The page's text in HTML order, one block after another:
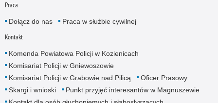
Praca
Dołącz do nas Praca w służbie cywilnej
Kontakt
Komenda Powiatowa Policji w Kozienicach
Komisariat Policji w Gniewoszowie
Komisariat Policji w Grabowie nad Pilicą
Oficer Prasowy
Skargi i wnioski
Punkt przyjęć interesantów w Magnuszewie